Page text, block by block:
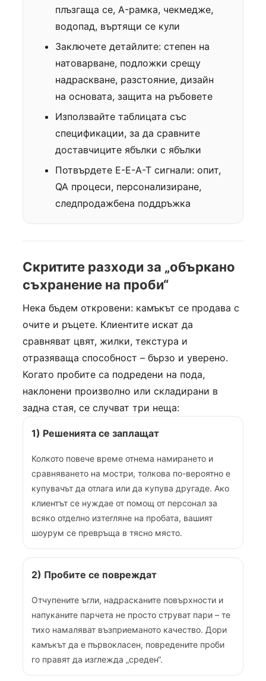
плъзгаща се, A-рамка, чекмедже,
водопад, въртящи се кули
Заключете детайлите: степен на
натоварване, подложки срещу
надраскване, разстояние, дизайн
на основата, защита на ръбовете
Използвайте таблицата със
спецификации, за да сравните
доставчиците ябълки с ябълки
Потвърдете E-E-A-T сигнали: опит,
QA процеси, персонализиране,
следпродажбена поддръжка
Скритите разходи за „объркано
съхранение на проби“
Нека бъдем откровени: камъкът се продава с
очите и ръцете. Клиентите искат да
сравняват цвят, жилки, текстура и
отразяваща способност – бързо и уверено.
Когато пробите са подредени на пода,
наклонени произволно или складирани в
задна стая, се случват три неща:
1) Решенията се заплащат
Колкото повече време отнема намирането и
сравняването на мостри, толкова по-вероятно е
купувачът да отлага или да купува другаде. Ако
клиентът се нуждае от помощ от персонал за
всяко отделно изтегляне на пробата, вашият
шоурум се превръща в тясно място.
2) Пробите се повреждат
Отчупените ъгли, надрасканите повърхности и
напуканите парчета не просто струват пари – те
тихо намаляват възприеманото качество. Дори
камъкът да е първокласен, повредените проби
го правят да изглежда „среден“.